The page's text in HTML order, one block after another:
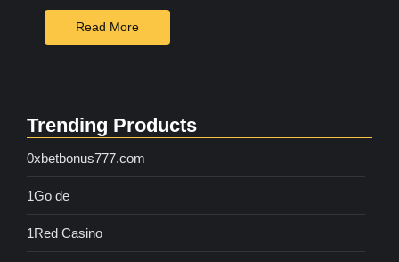
Read More
Trending Products
0xbetbonus777.com
1Go de
1Red Casino